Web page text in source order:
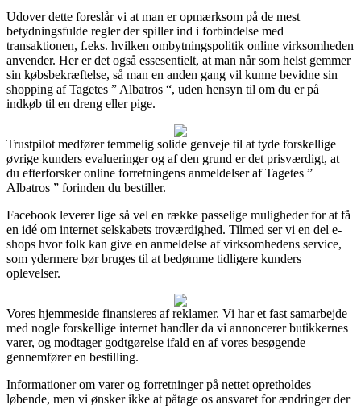
Udover dette foreslår vi at man er opmærksom på de mest
betydningsfulde regler der spiller ind i forbindelse med
transaktionen, f.eks. hvilken ombytningspolitik online virksomheden
anvender. Her er det også essesentielt, at man når som helst gemmer
sin købsbekræftelse, så man en anden gang vil kunne bevidne sin
shopping af Tagetes ” Albatros “, uden hensyn til om du er på
indkøb til en dreng eller pige.
Trustpilot medfører temmelig solide genveje til at tyde forskellige
øvrige kunders evalueringer og af den grund er det prisværdigt, at
du efterforsker online forretningens anmeldelser af Tagetes ”
Albatros ” forinden du bestiller.
Facebook leverer lige så vel en række passelige muligheder for at få
en idé om internet selskabets troværdighed. Tilmed ser vi en del e-
shops hvor folk kan give en anmeldelse af virksomhedens service,
som ydermere bør bruges til at bedømme tidligere kunders
oplevelser.
Vores hjemmeside finansieres af reklamer. Vi har et fast samarbejde
med nogle forskellige internet handler da vi annoncerer butikkernes
varer, og modtager godtgørelse ifald en af vores besøgende
gennemfører en bestilling.
Informationer om varer og forretninger på nettet opretholdes
løbende, men vi ønsker ikke at påtage os ansvaret for ændringer der